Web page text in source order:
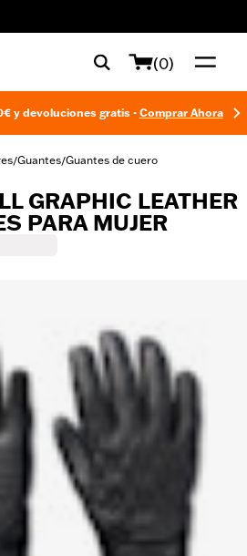
(0)
y devoluciones gratis - Comprar Ahora
/Guantes/Guantes de cuero
GRAPHIC LEATHER
PARA MUJER